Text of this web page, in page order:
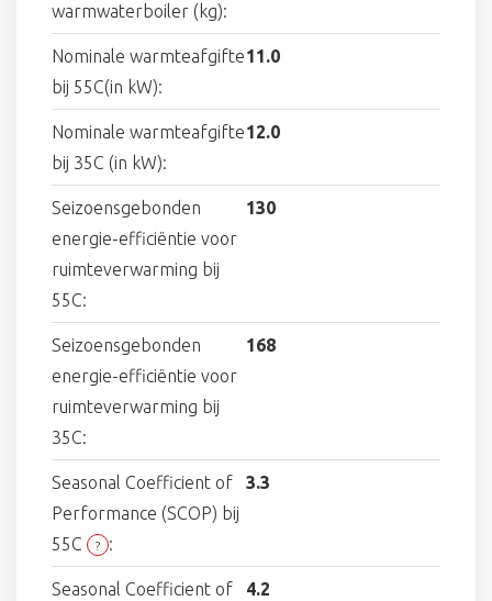
warmwaterboiler (kg):
Nominale warmteafgifte
bij 55C(in kW):
11.0
Nominale warmteafgifte
bij 35C (in kW):
12.0
Seizoensgebonden
energie-efficiëntie voor
ruimteverwarming bij
55C:
130
Seizoensgebonden
energie-efficiëntie voor
ruimteverwarming bij
35C:
168
Seasonal Coefficient of
Performance (SCOP) bij
55C
? :
3.3
Seasonal Coefficient of
4.2